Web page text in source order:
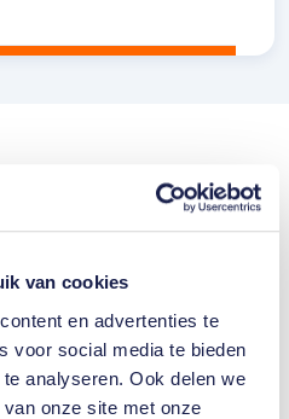
van cookies
en advertenties te
voor social media te bieden
analyseren. Ook delen we
onze site met onze
hebben er
de